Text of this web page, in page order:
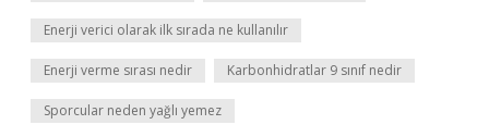
Enerji verici olarak ilk sırada ne kullanılır
Enerji verme sırası nedir Karbonhidratlar 9 sınıf nedir
Sporcular neden yağlı yemez